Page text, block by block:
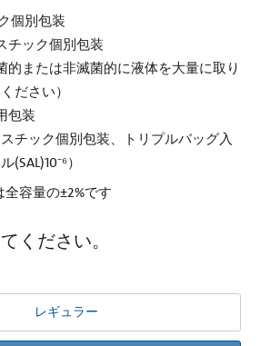
個別包装
チック個別包装
的または非滅菌的に液体を大量に取り
ださい）
包装
スチック個別包装、トリプルバッグ入
）
容量の±2%です
ください。
レギュラー